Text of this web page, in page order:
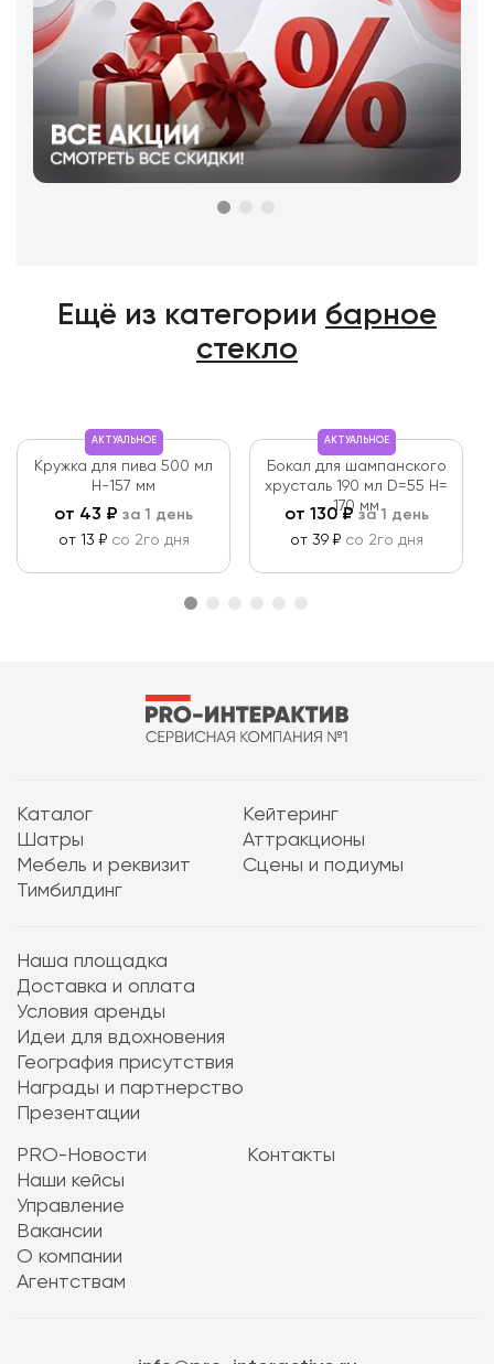
Ещё из категории барное
стекло
АКТУАЛЬНОЕ
Кружка для пива 500 мл
Н-157 мм
от 43 ₽ за 1 день
от 13 ₽ со 2го дня
АКТУАЛЬНОЕ
Бокал для шампанского
хрусталь 190 мл D=55 Н=
170 мм
от 130₽ за 1 день
от 39 ₽ со 2го дня
Каталог
Кейтеринг
Шатры
Аттракционы
Мебель и реквизит
Сцены и подиумы
Тимбилдинг
Наша площадка
Доставка и оплата
Условия аренды
Идеи для вдохновения
География присутствия
Награды и партнерство
Презентации
PRO-Новости
Наши кейсы
Управление
Вакансии
О компании
Агентствам
Контакты